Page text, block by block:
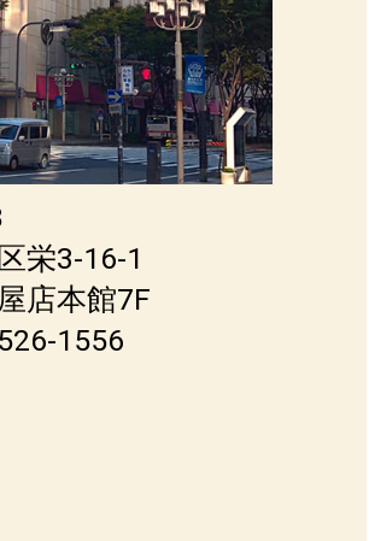
栄3-16-1
店本館7F
1556